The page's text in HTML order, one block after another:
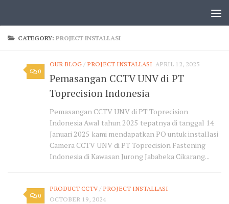
CATEGORY:PROJECT INSTALLASI
0
OUR BLOG/ PROJECT INSTALLASI APRIL 12, 2025
Pemasangan CCTV UNV di PT
Toprecision Indonesia
Pemasangan CCTV UNV di PT Toprecision
Indonesia Awal tahun 2025 tepatnya di tanggal 14
Januari 2025 kami mendapatkan PO untuk installasi
Camera CCTV UNV di PT Toprecision Fastening
Indonesia di Kawasan Jurong Jababeka Cikarang...
0
PRODUCT CCTV/ PROJECT INSTALLASI
OCTOBER 19, 2024